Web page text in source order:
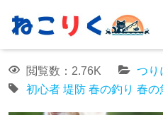
閲覧数：2.76K
つり
初心者 堤防 春の釣り 春の